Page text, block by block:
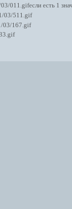
если есть 1